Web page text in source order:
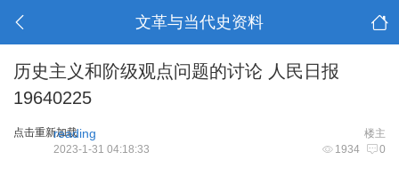
文革与当代史资料
历史主义和阶级观点问题的讨论 人民日报
19640225
点击重新加载 楼主
reading
1934 0
2023-1-31 04:18:33